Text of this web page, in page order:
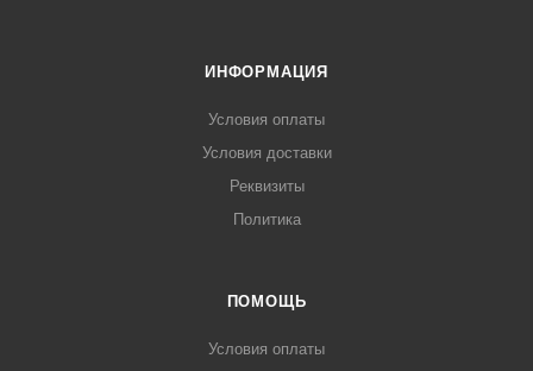
ИНФОРМАЦИЯ
Условия оплаты
Условия доставки
Реквизиты
Политика
ПОМОЩЬ
Условия оплаты